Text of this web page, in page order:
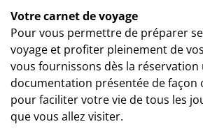
Votre carnet de voyage
Pour vous permettre de préparer
voyage et profiter pleinement de
vous fournissons dès la
documentation présentée de façon
pour faciliter votre vie de tous les
que vous allez visiter.